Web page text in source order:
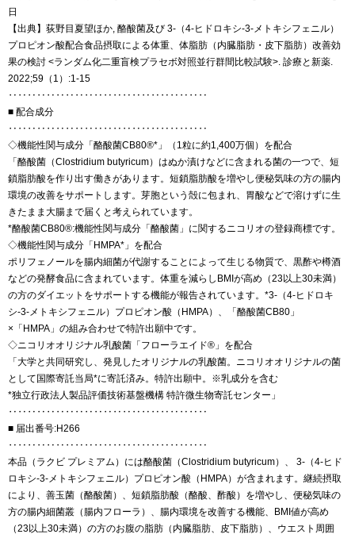
日
【出典】荻野目夏望ほか, 酪酸菌及び 3-（4-ヒドロキシ-3-メトキシフェニル）
プロピオン酸配合食品摂取による体重、体脂肪（内臓脂肪・皮下脂肪）改善効
果の検討 <ランダム化二重盲検プラセボ対照並行群間比較試験>. 診療と新薬.
2022;59（1）:1-15
‥‥‥‥‥‥‥‥‥‥‥‥‥‥‥‥‥‥‥‥‥
■ 配合成分
‥‥‥‥‥‥‥‥‥‥‥‥‥‥‥‥‥‥‥‥‥
◇機能性関与成分「酪酸菌CB80®*」（1粒に約1,400万個）を配合
「酪酸菌（Clostridium butyricum）はぬか漬けなどに含まれる菌の一つで、短
鎖脂肪酸を作り出す働きがあります。短鎖脂肪酸を増やし便秘気味の方の腸内
環境の改善をサポートします。芽胞という殻に包まれ、胃酸などで溶けずに生
きたまま大腸まで届くと考えられています。
*酪酸菌CB80®:機能性関与成分「酪酸菌」に関するニコリオの登録商標です。
◇機能性関与成分「HMPA*」を配合
ポリフェノールを腸内細菌が代謝することによって生じる物質で、黒酢や樽酒
などの発酵食品に含まれています。体重を減らしBMIが高め（23以上30未満）
の方のダイエットをサポートする機能が報告されています。*3-（4-ヒドロキ
シ-3-メトキシフェニル）プロピオン酸（HMPA）、「酪酸菌CB80」
×「HMPA」の組み合わせで特許出願中です。
◇ニコリオオリジナル乳酸菌「フローラエイド®」を配合
「大学と共同研究し、発見したオリジナルの乳酸菌。ニコリオオリジナルの菌
として国際寄託当局*に寄託済み。特許出願中。※乳成分を含む
*独立行政法人製品評価技術基盤機構 特許微生物寄託センター」
‥‥‥‥‥‥‥‥‥‥‥‥‥‥‥‥‥‥‥‥‥
■ 届出番号:H266
‥‥‥‥‥‥‥‥‥‥‥‥‥‥‥‥‥‥‥‥‥
本品（ラクビ プレミアム）には酪酸菌（Clostridium butyricum）、 3-（4-ヒド
ロキシ-3-メトキシフェニル）プロピオン酸（HMPA）が含まれます。継続摂取
により、善玉菌（酪酸菌）、短鎖脂肪酸（酪酸、酢酸）を増やし、便秘気味の
方の腸内細菌叢（腸内フローラ）、腸内環境を改善する機能、BMI値が高め
（23以上30未満）の方のお腹の脂肪（内臓脂肪、皮下脂肪）、ウエスト周囲